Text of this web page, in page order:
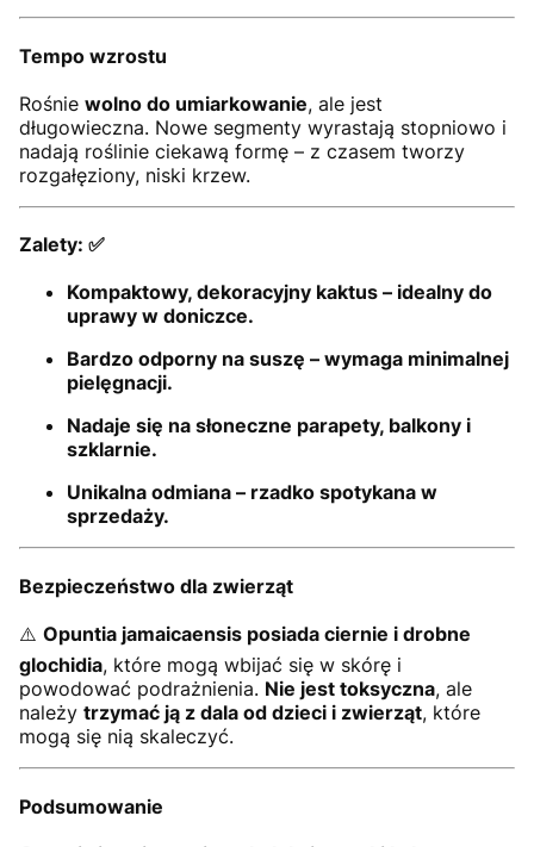
Tempo wzrostu
Rośnie wolno do umiarkowanie, ale jest
długowieczna. Nowe segmenty wyrastają stopniowo i
nadają roślinie ciekawą formę – z czasem tworzy
rozgałęziony, niski krzew.
Zalety: ✅
Kompaktowy, dekoracyjny kaktus – idealny do
uprawy w doniczce.
Bardzo odporny na suszę – wymaga minimalnej
pielęgnacji.
Nadaje się na słoneczne parapety, balkony i
szklarnie.
Unikalna odmiana – rzadko spotykana w
sprzedaży.
Bezpieczeństwo dla zwierząt
⚠️ Opuntia jamaicaensis posiada ciernie i drobne
glochidia, które mogą wbijać się w skórę i
powodować podrażnienia. Nie jest toksyczna, ale
należy trzymać ją z dala od dzieci i zwierząt, które
mogą się nią skaleczyć.
Podsumowanie